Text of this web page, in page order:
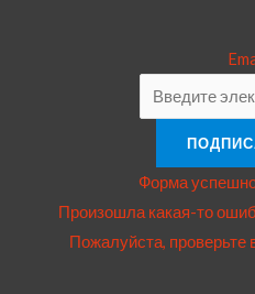
Форма
Произошла какая-то
Пожалуйста,